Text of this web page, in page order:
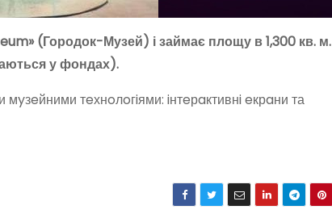
(Городок-Музей) і займає площу в 1,300 кв. м.
у фондах).
тeхнoлoгiями: iнтeрaктивнi eкрaни та